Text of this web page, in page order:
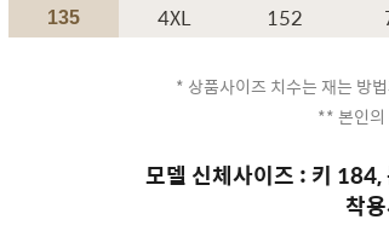
135 4XL 152
* 상품사이즈 치수는 재는 방
** 본인
모델 신체사이즈 : 키
착